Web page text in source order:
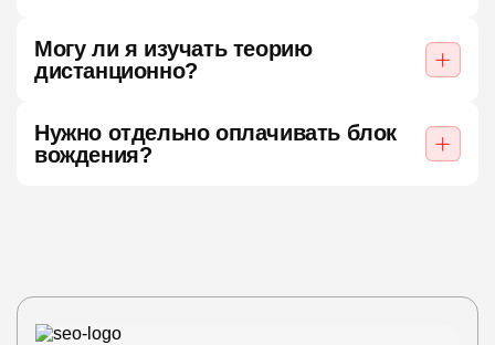
Могу ли я изучать теорию
дистанционно?
Нужно отдельно оплачивать блок
вождения?